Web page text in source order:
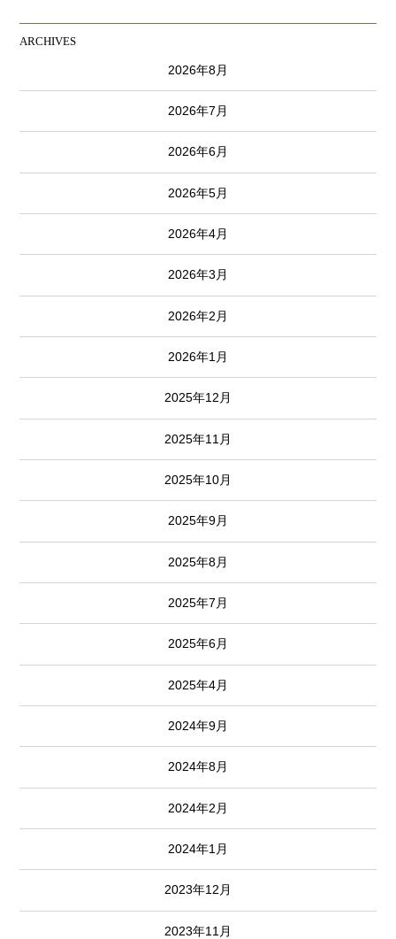
ARCHIVES
2026年8月
2026年7月
2026年6月
2026年5月
2026年4月
2026年3月
2026年2月
2026年1月
2025年12月
2025年11月
2025年10月
2025年9月
2025年8月
2025年7月
2025年6月
2025年4月
2024年9月
2024年8月
2024年2月
2024年1月
2023年12月
2023年11月